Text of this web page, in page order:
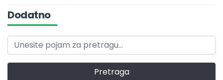
Dodatno
Pretraga